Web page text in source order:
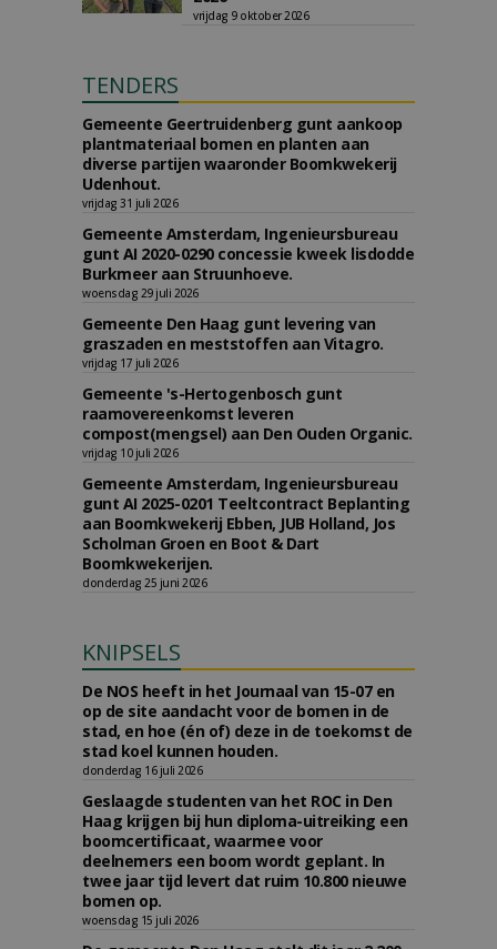
vrijdag 9 oktober 2026
TENDERS
Gemeente Geertruidenberg gunt aankoop
plantmateriaal bomen en planten aan
diverse partijen waaronder Boomkwekerij
Udenhout.
vrijdag 31 juli 2026
Gemeente Amsterdam, Ingenieursbureau
gunt AI 2020-0290 concessie kweek lisdodde
Burkmeer aan Struunhoeve.
woensdag 29 juli 2026
Gemeente Den Haag gunt levering van
graszaden en meststoffen aan Vitagro.
vrijdag 17 juli 2026
Gemeente 's-Hertogenbosch gunt
raamovereenkomst leveren
compost(mengsel) aan Den Ouden Organic.
vrijdag 10 juli 2026
Gemeente Amsterdam, Ingenieursbureau
gunt AI 2025-0201 Teeltcontract Beplanting
aan Boomkwekerij Ebben, JUB Holland, Jos
Scholman Groen en Boot & Dart
Boomkwekerijen.
donderdag 25 juni 2026
KNIPSELS
De NOS heeft in het Journaal van 15-07 en
op de site aandacht voor de bomen in de
stad, en hoe (én of) deze in de toekomst de
stad koel kunnen houden.
donderdag 16 juli 2026
Geslaagde studenten van het ROC in Den
Haag krijgen bij hun diploma-uitreiking een
boomcertificaat, waarmee voor
deelnemers een boom wordt geplant. In
twee jaar tijd levert dat ruim 10.800 nieuwe
bomen op.
woensdag 15 juli 2026